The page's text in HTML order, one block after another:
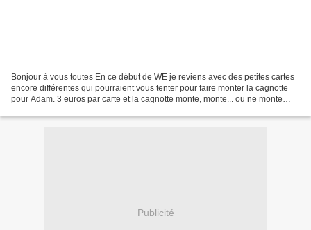
Bonjour à vous toutes En ce début de WE je reviens avec des petites cartes
encore différentes qui pourraient vous tenter pour faire monter la cagnotte
pour Adam. 3 euros par carte et la cagnotte monte, monte... ou ne monte
Publicité